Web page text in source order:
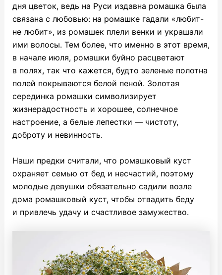
дня цветок, ведь на Руси издавна ромашка была
связана с любовью: на ромашке гадали «любит-
не любит», из ромашек плели венки и украшали
ими волосы. Тем более, что именно в этот время,
в начале июля, ромашки буйно расцветают
в полях, так что кажется, будто зеленые полотна
полей покрываются белой пеной. Золотая
серединка ромашки символизирует
жизнерадостность и хорошее, солнечное
настроение, а белые лепестки — чистоту,
доброту и невинность.
Наши предки считали, что ромашковый куст
охраняет семью от бед и несчастий, поэтому
молодые девушки обязательно садили возле
дома ромашковый куст, чтобы отвадить беду
и привлечь удачу и счастливое замужество.